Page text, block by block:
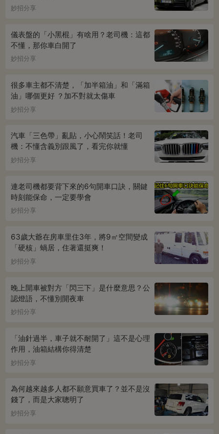
妙招分享
儀表盤的「小黑棍」有啥用？老司機：這都
不懂，那你車白開了
妙招分享
很多車主都不清楚，「加半箱油」和「滿箱
油」哪個更好 ？加不對就太傷車
妙招分享
汽車「三色帶」亂貼，小心鬧笑話！老司
機：不懂含義別跟風了，看完你就懂
妙招分享
連老司機都要背下來的6句開車口訣，關鍵
時刻能保命，一定要學會
妙招分享
63歲大爺在房車里住3年，將9㎡空間變成
「硬核」蝸居，住著還挺爽！
妙招分享
晚上開車被對方「閃三下」是什麼意思？公
認燈語，不懂別開夜車
妙招分享
「油針過半，車子就不耐開了」這不是心理
作用，油箱結構你得清楚
妙招分享
為何越來越多人都不願意買車了？並不是沒
錢了，而是大家聰明了
妙招分享